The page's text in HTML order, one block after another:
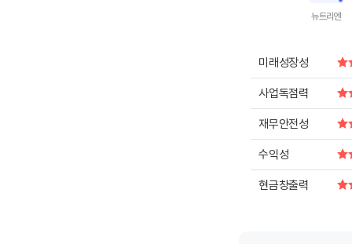
뉴트리엔
미래성장성
사업독점력
재무안전성
수익성
현금창출력